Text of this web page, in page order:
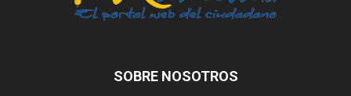
SOBRE NOSOTROS